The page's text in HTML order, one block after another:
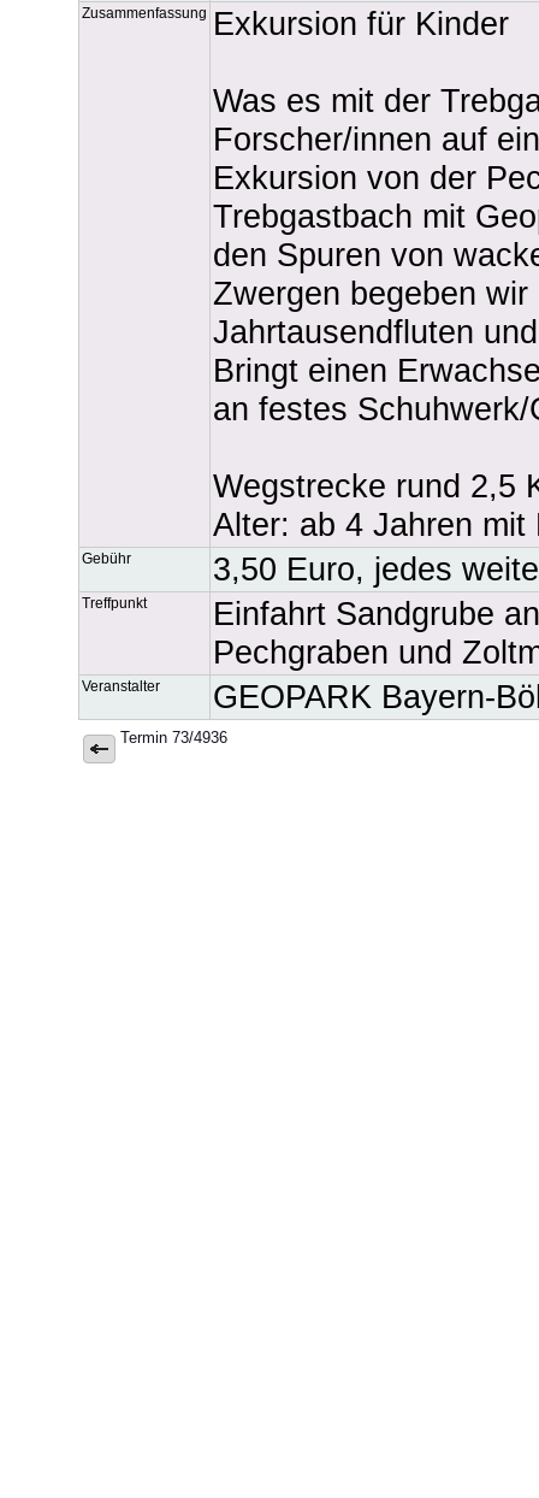
Zusammenfassung Exkursion für Kinder
Was es mit der
Forscher/innen auf
Exkursion von der
Trebgastbach mit
den Spuren von
Zwergen begeben
Jahrtausendfluten
Bringt einen
an festes
Wegstrecke rund 2,5
Alter: ab 4 Jahren
Gebühr 3,50 Euro, jedes
Treffpunkt
Einfahrt Sandgrube
Pechgraben und
Veranstalter GEOPARK Bayern-
Termin 73/4936